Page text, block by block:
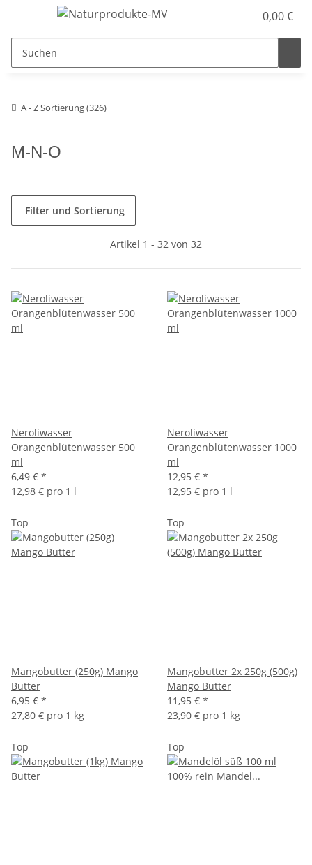
0,00 €
A - Z Sortierung (326)
M-N-O
Filter und Sortierung
Artikel 1 - 32 von 32
Neroliwasser
Orangenblütenwasser 500
ml
6,49 € *
12,98 € pro 1 l
Neroliwasser
Orangenblütenwasser 1000
ml
12,95 € *
12,95 € pro 1 l
Top
Mangobutter (250g) Mango
Butter
6,95 € *
27,80 € pro 1 kg
Top
Mangobutter 2x 250g (500g)
Mango Butter
11,95 € *
23,90 € pro 1 kg
Top Top